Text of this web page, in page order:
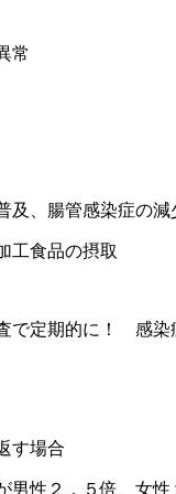
常
及、腸管感染症の
工食品の摂取
で定期的に！ 感染
す場合
男性２．５倍、女性